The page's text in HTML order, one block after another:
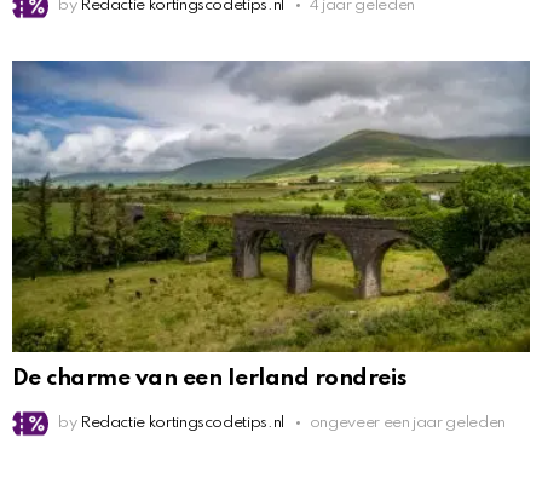
by Redactie kortingscodetips.nl 4 jaar geleden
De charme van een Ierland rondreis
by Redactie kortingscodetips.nl ongeveer een jaar geleden